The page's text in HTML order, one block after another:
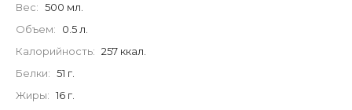
Вес: 500 мл.
Объем:
0.5 л.
Калорийность: 257 ккал.
Белки: 51 г.
Жиры: 16 г.